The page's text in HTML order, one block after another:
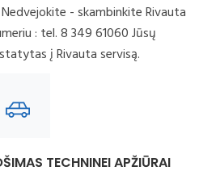
- skambinkite Rivauta
: tel. 8 349 61060 Jūsų
į Rivauta servisą.
TECHNINEI APŽIŪRAI